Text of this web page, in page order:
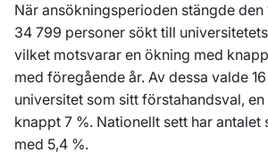
När ansökningsperioden stängde den
34 799 personer sökt till
vilket motsvarar en ökning med
med föregående år. Av dessa valde
universitet som sitt förstahandsval,
knappt 7 %. Nationellt sett har antalet
med 5,4 %.